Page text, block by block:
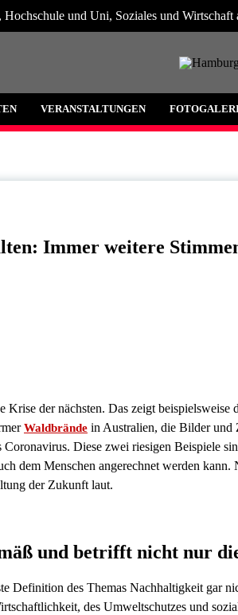
und Uni, Soziales und Wirtschaft
Hamburg und Umgebung
VERANSTALTUNGEN
Immer weitere
der nächsten. Das zeigt beispielsweise
Waldbrände in Australien, die Bilder und
Diese zwei riesigen Beispiele
dem Menschen angerechnet werden
der Zukunft laut.
und betrifft nicht nur
Definition des Themas Nachhaltigkeit gar
des Umweltschutzes und